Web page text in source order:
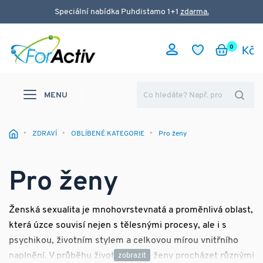
Speciální nabídka Puhdistamo 1+1 zdarma.
0
MENU
ZDRAVÍ OBLÍBENÉ KATEGORIE Pro ženy
Pro ženy
Ženská sexualita je mnohovrstevnatá a proměnlivá oblast,
která úzce souvisí nejen s tělesnými procesy, ale i s
psychikou, životním stylem a celkovou mírou vnitřního
naplnění. V průběhu života mohou ženy procházet různými